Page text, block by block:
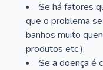
Se há fatores
que o problema
banhos muito
produtos etc.);
Se a doença é